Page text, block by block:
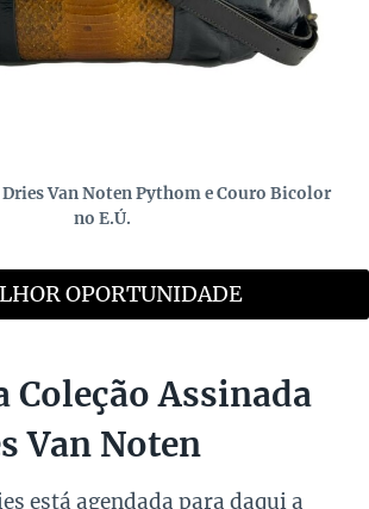
Van Noten Pythom e Couro Bicolor
no E.Ú.
OPORTUNIDADE
Coleção Assinada
Van Noten
está agendada para daqui a